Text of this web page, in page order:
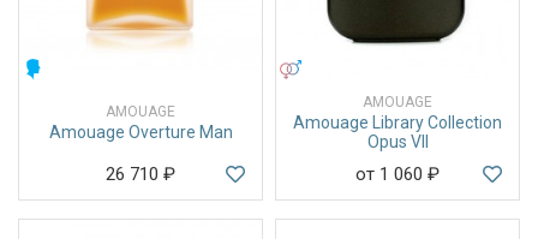
AMOUAGE
Amouage Overture Man
26 710 ₽
AMOUAGE
Amouage Library Collection
Opus VII
от 1 060 ₽